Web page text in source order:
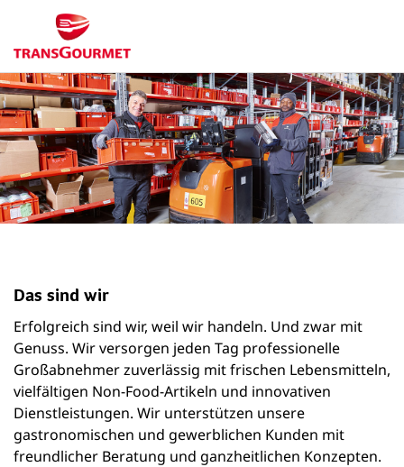
Das sind wir
Erfolgreich sind wir, weil wir handeln. Und zwar mit
Genuss. Wir versorgen jeden Tag professionelle
Großabnehmer zuverlässig mit frischen Lebensmitteln,
vielfältigen Non-Food-Artikeln und innovativen
Dienstleistungen. Wir unterstützen unsere
gastronomischen und gewerblichen Kunden mit
freundlicher Beratung und ganzheitlichen Konzepten.